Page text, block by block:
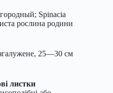
Spinacia
рослина родини
25—30 см
листки